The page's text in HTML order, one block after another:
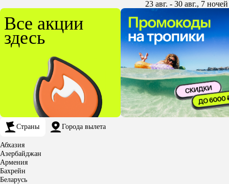
23 авг. - 30 авг., 7
Все акции
здесь
Страны Города вылета
Абхазия
Азербайджан
Армения
Бахрейн
Беларусь